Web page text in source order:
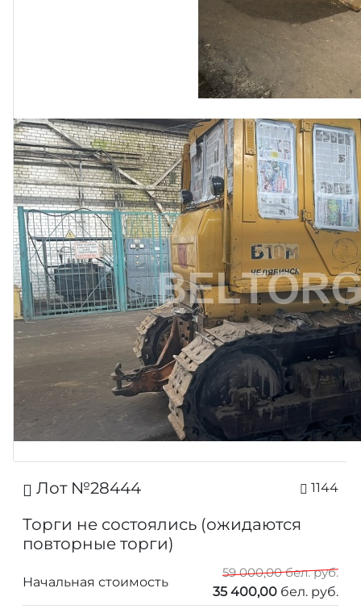
Лот №28444 1144
Торги не состоялись (ожидаются
повторные торги)
Начальная стоимость
59 000,00 бел. руб.
35 400,00 бел. руб.